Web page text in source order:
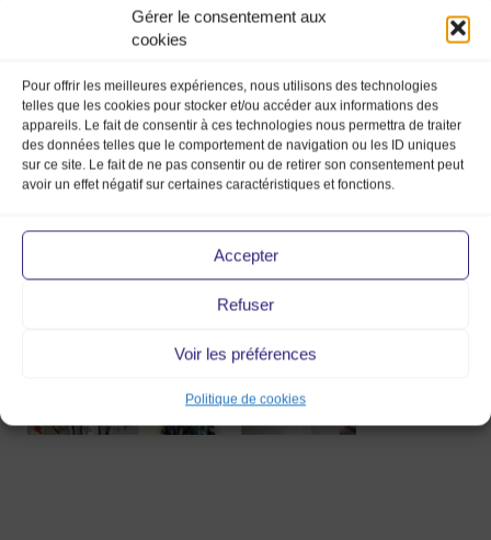
Gérer le consentement aux
cookies
Pour offrir les meilleures expériences, nous utilisons des technologies
telles que les cookies pour stocker et/ou accéder aux informations des
appareils. Le fait de consentir à ces technologies nous permettra de traiter
des données telles que le comportement de navigation ou les ID uniques
sur ce site. Le fait de ne pas consentir ou de retirer son consentement peut
avoir un effet négatif sur certaines caractéristiques et fonctions.
Accepter
Refuser
Voir les préférences
Politique de cookies
7 Juil 2014